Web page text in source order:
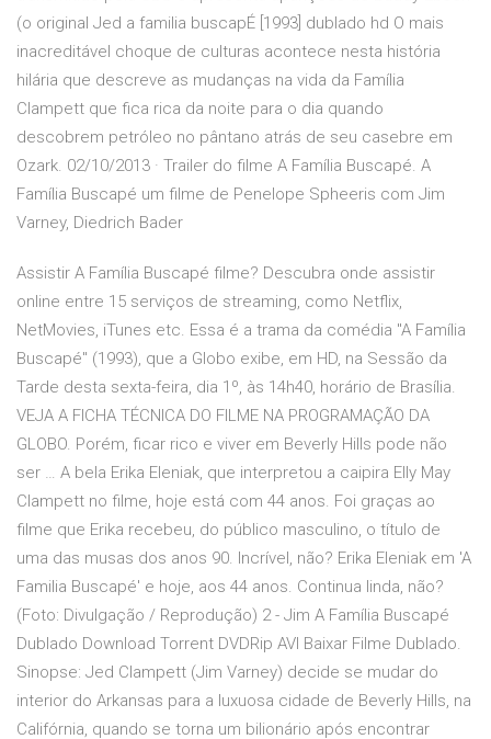
(o original Jed a familia buscapÉ [1993] dublado hd O mais
inacreditável choque de culturas acontece nesta história
hilária que descreve as mudanças na vida da Família
Clampett que fica rica da noite para o dia quando
descobrem petróleo no pântano atrás de seu casebre em
Ozark. 02/10/2013 · Trailer do filme A Família Buscapé. A
Família Buscapé um filme de Penelope Spheeris com Jim
Varney, Diedrich Bader
Assistir A Família Buscapé filme? Descubra onde assistir
online entre 15 serviços de streaming, como Netflix,
NetMovies, iTunes etc. Essa é a trama da comédia "A Família
Buscapé" (1993), que a Globo exibe, em HD, na Sessão da
Tarde desta sexta-feira, dia 1º, às 14h40, horário de Brasília.
VEJA A FICHA TÉCNICA DO FILME NA PROGRAMAÇÃO DA
GLOBO. Porém, ficar rico e viver em Beverly Hills pode não
ser … A bela Erika Eleniak, que interpretou a caipira Elly May
Clampett no filme, hoje está com 44 anos. Foi graças ao
filme que Erika recebeu, do público masculino, o título de
uma das musas dos anos 90. Incrível, não? Erika Eleniak em 'A
Familia Buscapé' e hoje, aos 44 anos. Continua linda, não?
(Foto: Divulgação / Reprodução) 2 - Jim A Família Buscapé
Dublado Download Torrent DVDRip AVI Baixar Filme Dublado.
Sinopse: Jed Clampett (Jim Varney) decide se mudar do
interior do Arkansas para a luxuosa cidade de Beverly Hills, na
Califórnia, quando se torna um bilionário após encontrar